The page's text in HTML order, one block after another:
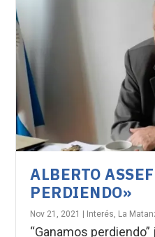
ALBERTO
PERDIENDO»
Nov 21, 2021 Interés, La
“Ganamos